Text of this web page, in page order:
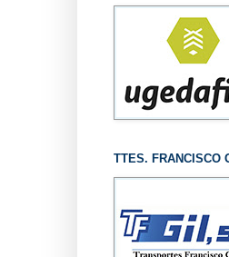
TTES. FRANCISCO